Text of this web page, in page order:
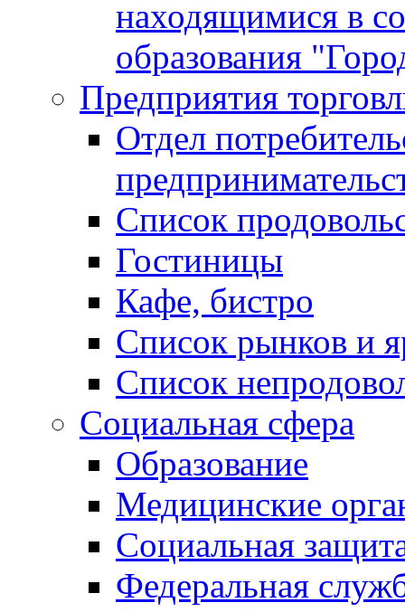
находящимися в
образования
Предприятия
Отдел
Список
Гостиницы
Кафе, бистро
Cписок рынков и
Список
Социальная сфера
Образование
Медицинские
Социальная
Федеральная